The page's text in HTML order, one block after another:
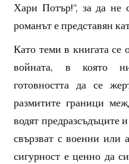
Хари Потър!“, за да не
романът е представян
Като теми в книгата се
войната, в която
готовността да се
размитите граници
водят предразсъдъците
свързват с военни или
сигурност е ценно да